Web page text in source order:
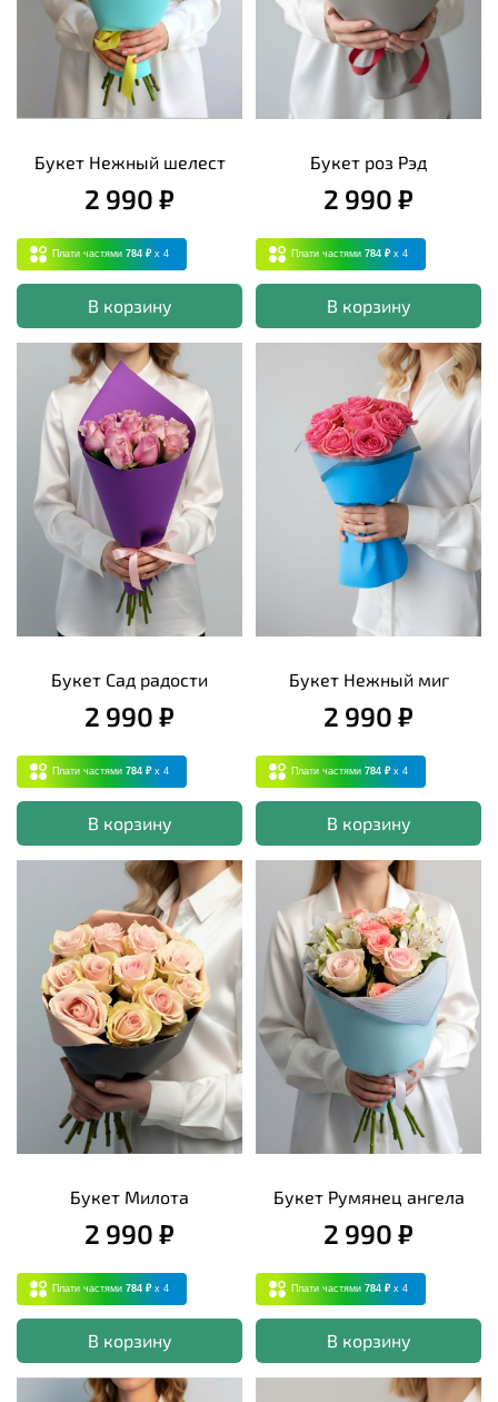
Букет Нежный шелест
2 990 ₽
Плати частями 784 ₽ x 4
В корзину
Букет роз Рэд
2 990 ₽
Плати частями 784 ₽ x 4
В корзину
Букет Сад радости
2 990 ₽
Плати частями 784 ₽ x 4
В корзину
Букет Нежный миг
2 990 ₽
Плати частями 784 ₽ x 4
В корзину
Букет Милота
2 990 ₽
Плати частями 784 ₽ x 4
В корзину
Букет Румянец ангела
2 990 ₽
Плати частями 784 ₽ x 4
В корзину